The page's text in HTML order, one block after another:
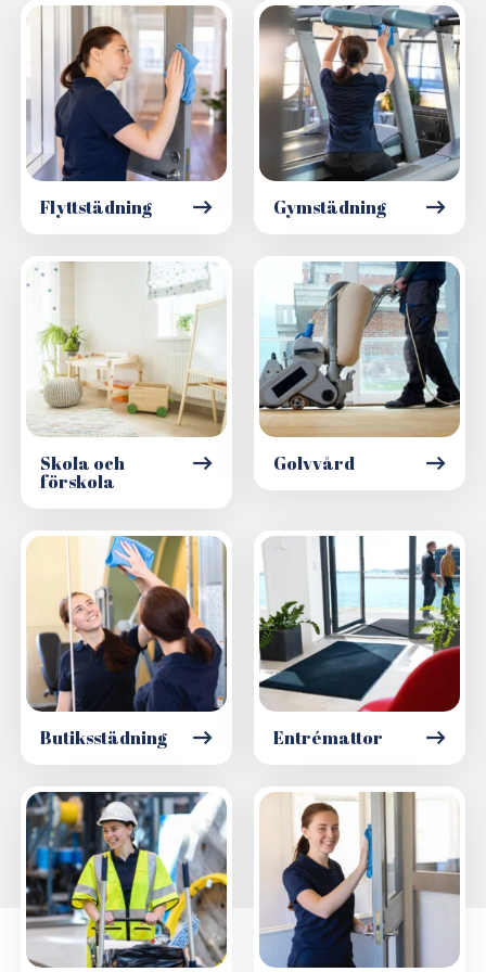
Flyttstädning Gymstädning
Skola och
förskola
Golvvård
Butiksstädning Entrémattor